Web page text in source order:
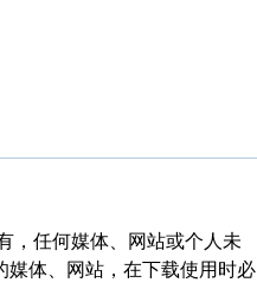
，任何媒体、网站或个人未
媒体、网站，在下载使用时必